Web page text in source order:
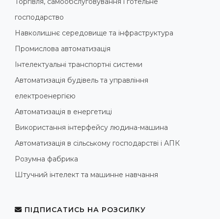
господарство
Навколишнє середовище та інфраструктура
Промислова автоматизація
Інтелектуальні транспортні системи
Автоматизація будівель та управління
електроенергією
Автоматизація в енергетиці
Використання інтерфейсу людина-машина
Автоматизація в сільському господарстві і АПК
Розумна фабрика
Штучний інтелект та машинне навчання
ПІДПИСАТИСЬ НА РОЗСИЛКУ